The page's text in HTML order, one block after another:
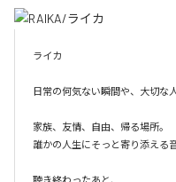
ライカ
日常の何気ない瞬間や、大切な
家族、友情、自由、帰る場所。
誰かの人生にそっと寄り添える